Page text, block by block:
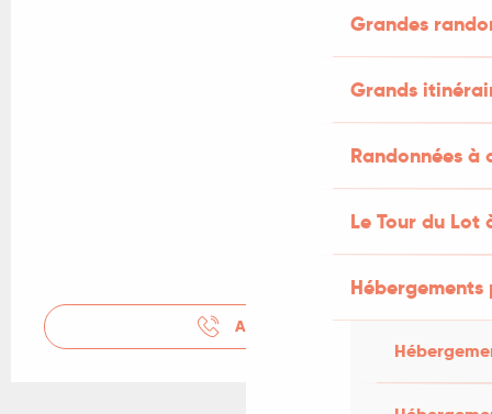
Grandes
Grands
Randonnées
Le Tour du Lot
APPELER